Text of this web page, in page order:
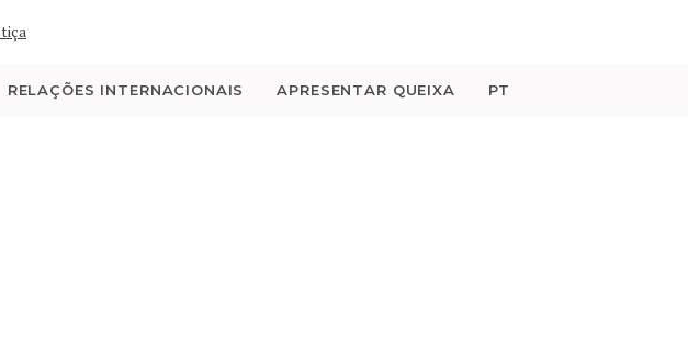
RELAÇÕES INTERNACIONAIS APRESENTAR QUEIXA PT